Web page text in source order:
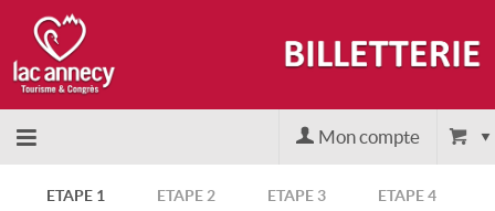
Accueil
Mon compte
ETAPE 1 ETAPE 2 ETAPE 3 ETAPE 4